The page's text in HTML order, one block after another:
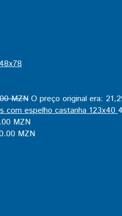
MZN O preço original era:
com espelho castanha 123x40
MZN
MZN